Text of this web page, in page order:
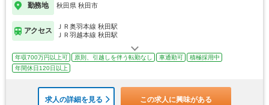
勤務地 秋田県 秋田市
アクセス
ＪＲ奥羽本線 秋田駅
ＪＲ羽越本線 秋田駅
年収700万円以上可 原則、引越しを伴う転勤なし 車通勤可
積極採用中
年間休日120日以上
求人の詳細を見る この求人に興味がある